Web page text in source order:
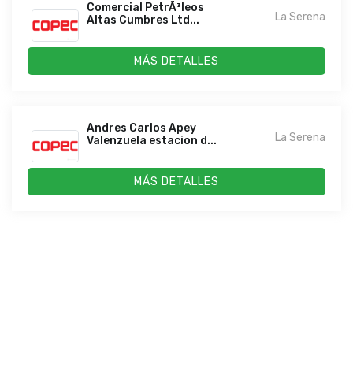
Comercial PetrÃ³leos
Altas Cumbres Ltd...
La Serena
MÁS DETALLES
Andres Carlos Apey
Valenzuela estacion d...
La Serena
MÁS DETALLES